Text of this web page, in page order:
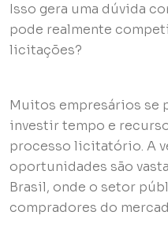
Isso gera uma dúvida
pode realmente
licitações?
Muitos empresários se
investir tempo e
processo licitatório. A
oportunidades são
Brasil, onde o setor
compradores do